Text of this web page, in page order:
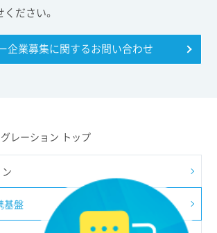
ださい。
企業募集に関するお問い合わせ
レーション トップ
基盤